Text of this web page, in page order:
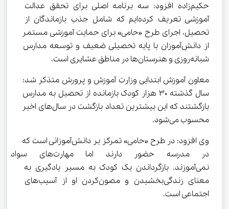
حکیم‌زاده افزود: سه برنامه اصلی برای تحقق عدالت
آموزشی تعریف کرده‌ایم که شامل جذب بازماندگان از
تحصیل، اجرای طرح «حامی» برای حمایت آموزشی مستمر
از دانش‌آموزان با پایه تحصیلی ضعیف و توسعه مدارس
شبانه‌روزی و هنرستان‌ها در مناطق عشایری است.
معاون آموزش ابتدایی وزارت آموزش و پرورش متذکر شد:
سال گذشته 30 هزار کودک بازمانده از تحصیل به مدارس
بازگشتند که این بیشترین تعداد بازگشت در سال‌های اخیر
محسوب می‌شود.
وی افزود: در طرح «حامی» تمرکز بر دانش‌آموزانی است که
در مدرسه حضور دارند اما
نمی‌آموزند. بازگرداندن یک کودک به مسیر یادگیری به
معنای زندگی‌بخشیدن و مصون‌کردن او از آسیب‌های
اجتماعی است.